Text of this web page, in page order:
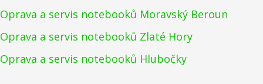
Oprava a servis notebooků Moravský Beroun
Oprava a servis notebooků Zlaté Hory
Oprava a servis notebooků Hlubočky